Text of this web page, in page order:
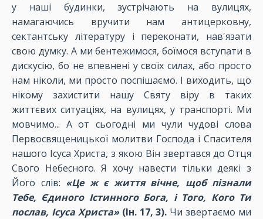
у наші будинки, зустрічають на вулицях,
намагаючись вручити нам антицерковну,
сектантську літературу і переконати, нав'язати
свою думку. А ми бентежимося, боїмося вступати в
дискусію, бо не впевнені у своїх силах, або просто
нам ніколи, ми просто поспішаємо. І виходить, що
нікому захистити нашу Святу віру в таких
життєвих ситуаціях, на вулицях, у транспорті. Ми
мовчимо... А от сьогодні ми чули чудові слова
Первосвященицької молитви Господа і Спасителя
нашого Ісуса Христа, з якою Він звертався до Отця
Свого Небесного. Я хочу навести тільки деякі з
Його слів: «Це ж є життя вічне, щоб пізнали
Тебе, Єдиного Істинного Бога, і Того, Кого Ти
послав, Ісуса Христа» (Ін. 17, 3). Чи звертаємо ми